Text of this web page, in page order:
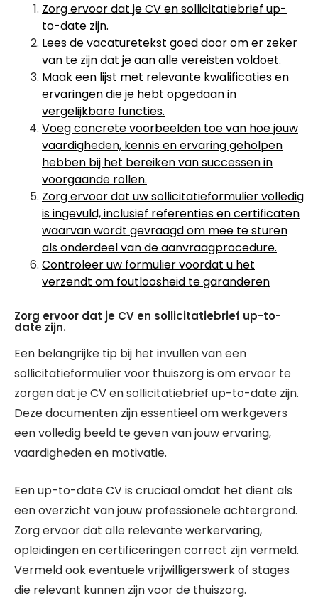
Zorg ervoor dat je CV en sollicitatiebrief up-
to-date zijn.
Lees de vacaturetekst goed door om er zeker
van te zijn dat je aan alle vereisten voldoet.
Maak een lijst met relevante kwalificaties en
ervaringen die je hebt opgedaan in
vergelijkbare functies.
Voeg concrete voorbeelden toe van hoe jouw
vaardigheden, kennis en ervaring geholpen
hebben bij het bereiken van successen in
voorgaande rollen.
Zorg ervoor dat uw sollicitatieformulier volledig
is ingevuld, inclusief referenties en certificaten
waarvan wordt gevraagd om mee te sturen
als onderdeel van de aanvraagprocedure.
Controleer uw formulier voordat u het
verzendt om foutloosheid te garanderen
Zorg ervoor dat je CV en sollicitatiebrief up-to-
date zijn.
Een belangrijke tip bij het invullen van een
sollicitatieformulier voor thuiszorg is om ervoor te
zorgen dat je CV en sollicitatiebrief up-to-date zijn.
Deze documenten zijn essentieel om werkgevers
een volledig beeld te geven van jouw ervaring,
vaardigheden en motivatie.
Een up-to-date CV is cruciaal omdat het dient als
een overzicht van jouw professionele achtergrond.
Zorg ervoor dat alle relevante werkervaring,
opleidingen en certificeringen correct zijn vermeld.
Vermeld ook eventuele vrijwilligerswerk of stages
die relevant kunnen zijn voor de thuiszorg.